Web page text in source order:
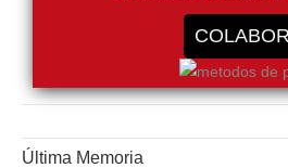
Última Memoria